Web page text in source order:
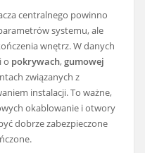
centralnego powinno
systemu, ale
wnętrz. W danych
o pokrywach,gumowej
związanych z
instalacji. To ważne,
okablowanie i otwory
dobrze zabezpieczone